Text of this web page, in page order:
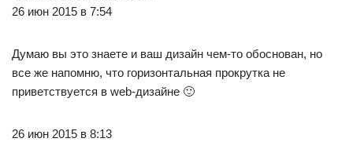
26 июн 2015 в 7:54
Думаю вы это знаете и ваш дизайн чем-то обоснован, но
все же напомню, что горизонтальная прокрутка не
приветствуется в web-дизайне 🙂
26 июн 2015 в 8:13